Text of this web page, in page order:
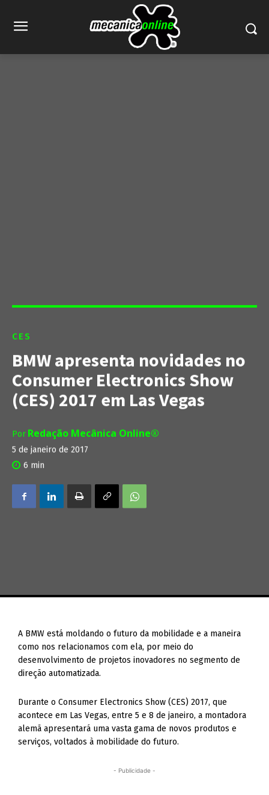
CES
BMW apresenta novidades no
Consumer Electronics Show
(CES) 2017 em Las Vegas
Por Redação Mecânica Online®
5 de janeiro de 2017
6 min
A BMW está moldando o futuro da mobilidade e a maneira
como nos relacionamos com ela, por meio do
desenvolvimento de projetos inovadores no segmento de
direção automatizada.
Durante o Consumer Electronics Show (CES) 2017, que
acontece em Las Vegas, entre 5 e 8 de janeiro, a montadora
alemã apresentará uma vasta gama de novos produtos e
serviços, voltados à mobilidade do futuro.
- Publicidade -